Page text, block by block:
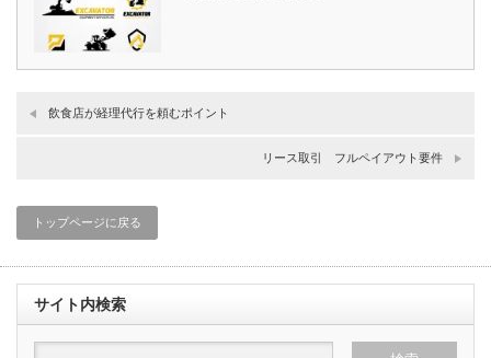
飲食店が経理代行を頼むポイント
リース取引 フルペイアウト要件
トップページに戻る
サイト内検索